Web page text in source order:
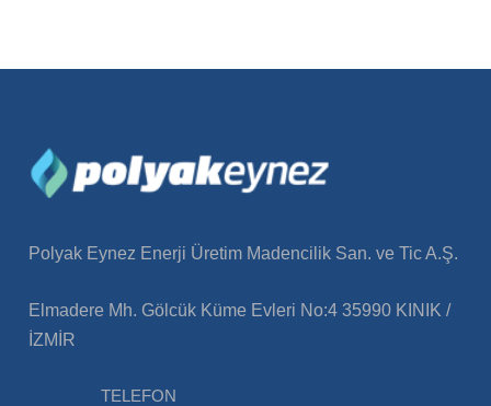
Polyak Eynez Enerji Üretim Madencilik San. ve Tic A.Ş.
Elmadere Mh. Gölcük Küme Evleri No:4 35990 KINIK /
İZMİR
TELEFON